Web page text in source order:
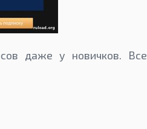
даже у новичков. Все